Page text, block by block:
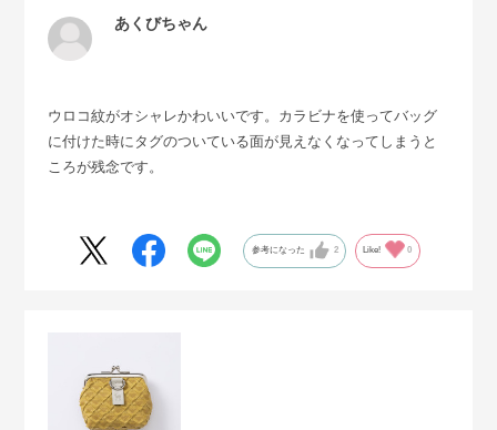
あくびちゃん
ウロコ紋がオシャレかわいいです。カラビナを使ってバッグ
に付けた時にタグのついている面が見えなくなってしまうと
ころが残念です。
参考になった 2 Like! 0